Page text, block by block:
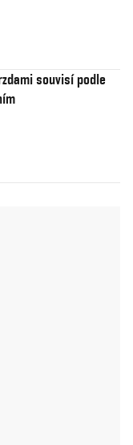
souvisí podle